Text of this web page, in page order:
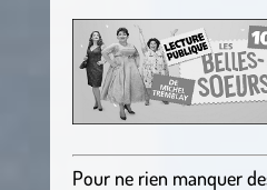
Pour ne rien manquer